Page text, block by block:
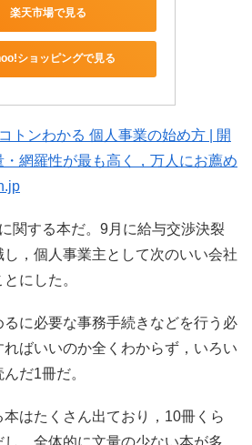
楽天市場で見る
ショッピングで見る
トンわかる 個人事業の始め方 | 開
網羅性が最も高く，万人にお薦め
関する本だ。9月に給与交渉決裂
，個人事業主として次のいい会社
にした。
に必要な事務手続きなどを行う必
ばいいのか全くわからず，いろい
だ1冊だ。
はたくさん出ており，10冊くら